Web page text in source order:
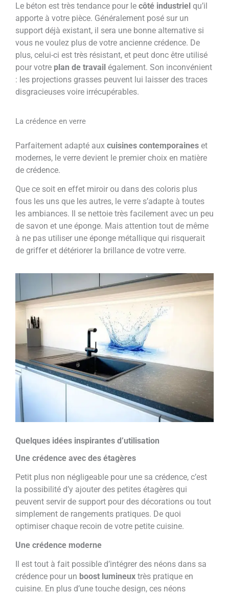
Le béton est très tendance pour le côté industriel qu’il
apporte à votre pièce. Généralement posé sur un
support déjà existant, il sera une bonne alternative si
vous ne voulez plus de votre ancienne crédence. De
plus, celui-ci est très résistant, et peut donc être utilisé
pour votre plan de travail également. Son inconvénient
: les projections grasses peuvent lui laisser des traces
disgracieuses voire irrécupérables.
La crédence en verre
Parfaitement adapté aux cuisines contemporaines et
modernes, le verre devient le premier choix en matière
de crédence.
Que ce soit en effet miroir ou dans des coloris plus
fous les uns que les autres, le verre s’adapte à toutes
les ambiances. Il se nettoie très facilement avec un peu
de savon et une éponge. Mais attention tout de même
à ne pas utiliser une éponge métallique qui risquerait
de griffer et détériorer la brillance de votre verre.
Quelques idées inspirantes d’utilisation
Une crédence avec des étagères
Petit plus non négligeable pour une sa crédence, c’est
la possibilité d’y ajouter des petites étagères qui
peuvent servir de support pour des décorations ou tout
simplement de rangements pratiques. De quoi
optimiser chaque recoin de votre petite cuisine.
Une crédence moderne
Il est tout à fait possible d’intégrer des néons dans sa
crédence pour un boost lumineux très pratique en
cuisine. En plus d’une touche design, ces néons